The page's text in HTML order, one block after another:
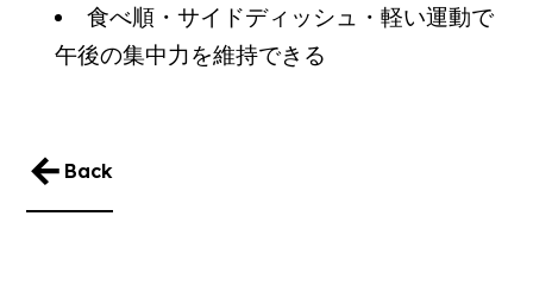
食べ順・サイドディッシュ・軽い運動で
午後の集中力を維持できる
Back